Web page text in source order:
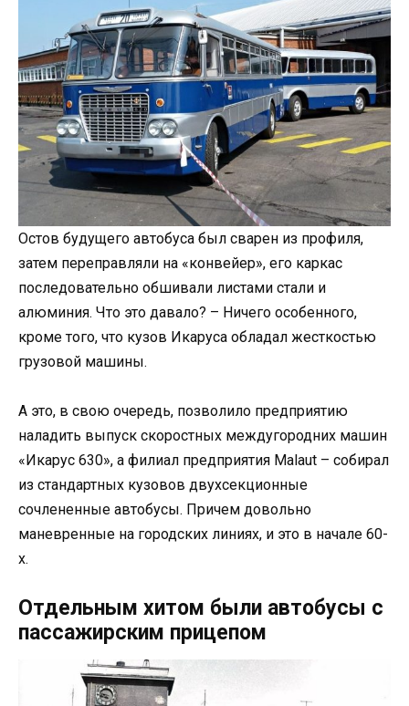
Остов будущего автобуса был сварен из профиля,
затем переправляли на «конвейер», его каркас
последовательно обшивали листами стали и
алюминия. Что это давало? – Ничего особенного,
кроме того, что кузов Икаруса обладал жесткостью
грузовой машины.
А это, в свою очередь, позволило предприятию
наладить выпуск скоростных междугородних машин
«Икарус 630», а филиал предприятия Malaut – собирал
из стандартных кузовов двухсекционные
сочлененные автобусы. Причем довольно
маневренные на городских линиях, и это в начале 60-
х.
Отдельным хитом были автобусы с
пассажирским прицепом